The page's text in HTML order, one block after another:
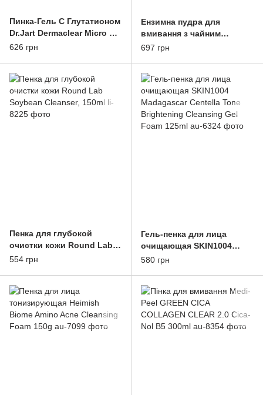
Пинка-Гель С Глутатионом
Dr.Jart Dermaclear Micro pH
Foam Micro-mousse Для
626 грн
Ензимна пудра для
вмивання з чайним
деревом Medi-Peel Micro
697 грн
Пенка для глубокой
очистки кожи Round Lab
Soybean Cleanser, 150ml
554 грн
Гель-пенка для лица
очищающая SKIN1004
Madagascar Centella Tone
580 грн